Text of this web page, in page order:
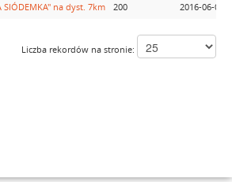
SIÓDEMKA" na dyst. 7km 200 2016-06-05
Liczba rekordów na stronie: